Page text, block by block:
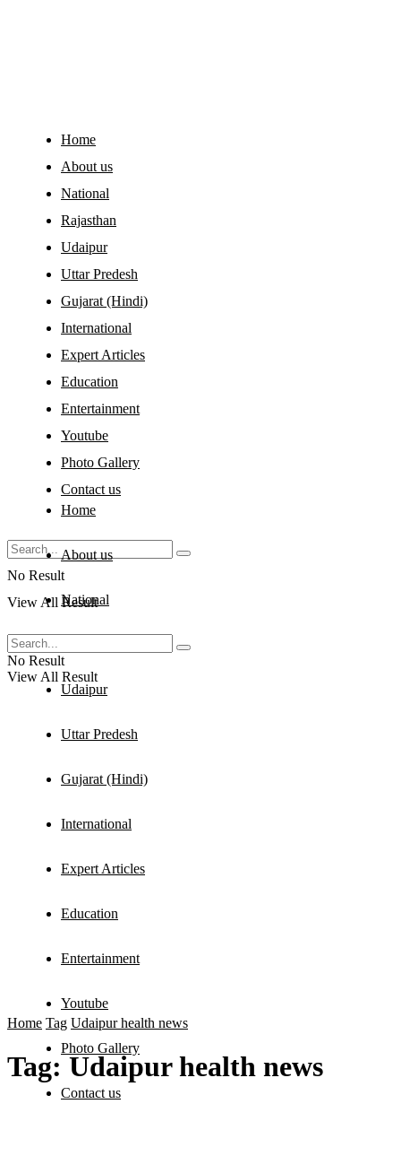
Home
About us
National
Rajasthan
Udaipur
Uttar Predesh
Gujarat (Hindi)
International
Expert Articles
Education
Entertainment
Youtube
Photo Gallery
Contact us
No Result
View All Result
Home
About us
National
Udaipur
Uttar Predesh
Gujarat (Hindi)
International
Expert Articles
Education
Entertainment
Youtube
Photo Gallery
Contact us
No Result
View All Result
Home Tag Udaipur health news
Tag: Udaipur health news